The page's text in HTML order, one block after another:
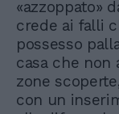
«azzoppato»
crede ai falli
possesso
casa che non
zone
con un